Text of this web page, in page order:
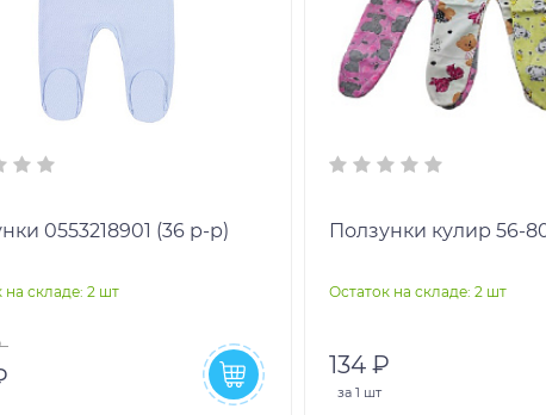
0553218901 (36 р-р)
на складе: 2 шт
Ползунки кулир 56-
Остаток на складе: 2 шт
134 ₽
за1 шт